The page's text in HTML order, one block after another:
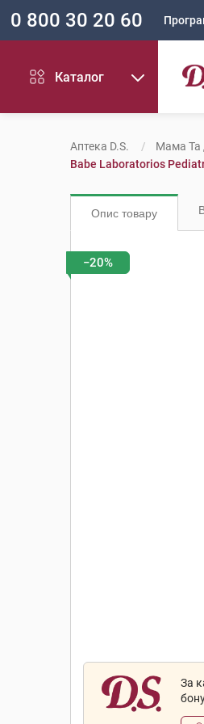
0 800 30 20 60
Каталог
Аптека D.S. Мама Та
Babe Laboratorios
Опис товару
−20%
За